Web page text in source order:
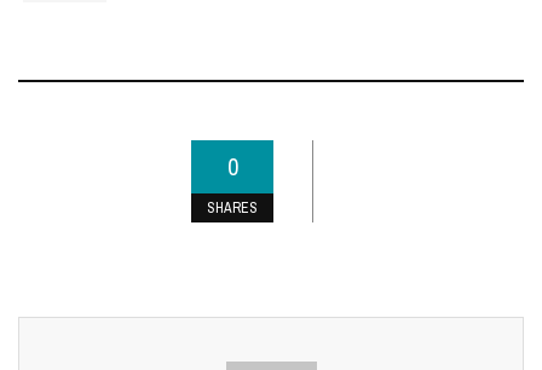
0
SHARES